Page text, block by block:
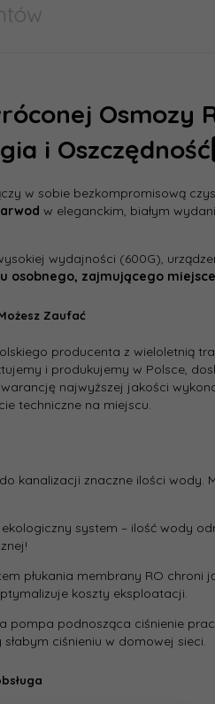
Osmozy
i
w sobie bezkompromisową
w eleganckim, białym
wydajności (600G),
osobnego, zajmującego
Zaufać
producenta z wieloletnią
i produkujemy w Polsce,
najwyższej jakości
techniczne na miejscu.
kanalizacji znaczne ilości wody.
system – ilość wody
płukania membrany RO chroni
koszty eksploatacji.
pompa podnosząca ciśnienie
ciśnieniu w domowej sieci.